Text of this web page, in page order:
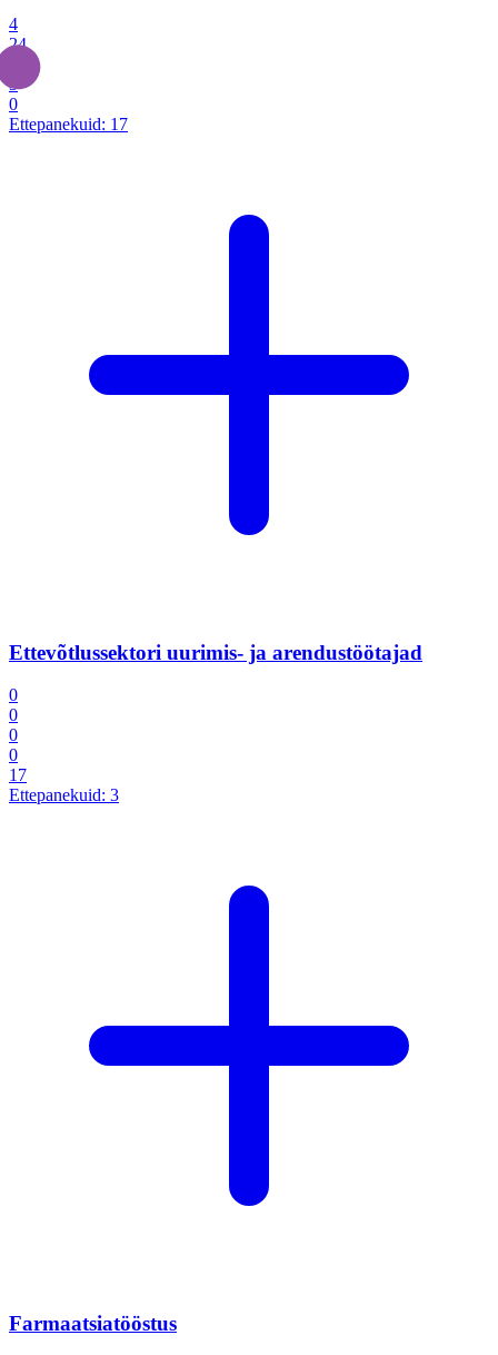
4
24
3
0
Ettepanekuid: 17
Ettevõtlussektori uurimis- ja arendustöötajad
0
0
0
0
17
Ettepanekuid: 3
Farmaatsiatööstus